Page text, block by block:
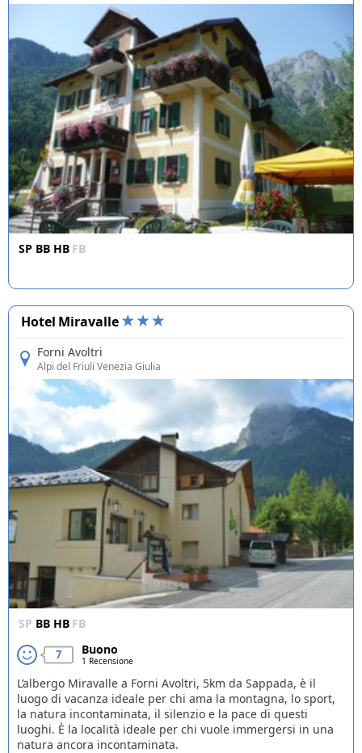
SP BB HB FB
Hotel Miravalle
Forni Avoltri
Alpi del Friuli Venezia Giulia
SP BB HB FB
7 Buono
1 Recensione
L’albergo Miravalle a Forni Avoltri, 5km da Sappada, è il
luogo di vacanza ideale per chi ama la montagna, lo sport,
la natura incontaminata, il silenzio e la pace di questi
luoghi. È la località ideale per chi vuole immergersi in una
natura ancora incontaminata.